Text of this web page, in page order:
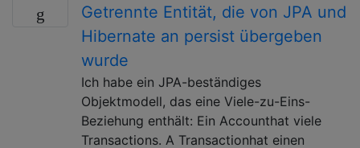
Getrennte Entität, die von JPA und
Hibernate an persist übergeben
wurde
Ich habe ein JPA-beständiges
Objektmodell, das eine Viele-zu-Eins-
Beziehung enthält: Ein Accounthat viele
Transactions. A Transactionhat einen